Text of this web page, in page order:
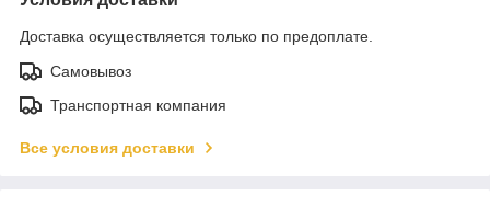
Доставка осуществляется только по предоплате.
Самовывоз
Транспортная компания
Все условия доставки